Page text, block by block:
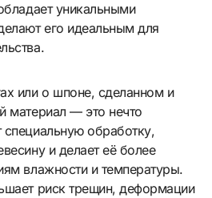
уникальными
его идеальным для
или о шпоне, сделанном и
материал — это нечто
обработку,
и делает её более
влажности и температуры.
риск трещин, деформации